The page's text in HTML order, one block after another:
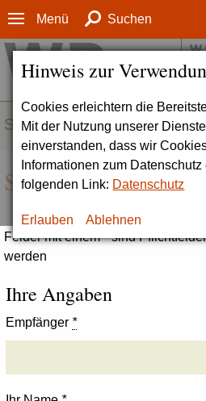
Hinweis zur
Cookies erleichtern die
Mit der Nutzung unserer
einverstanden, dass wir
Informationen zum
folgenden Link: Datenschutz
Erlauben Ablehnen
Menü Suchen
SERVICE
Seite empfehlen
Felder mit einem * sind
werden
Ihre Angaben
Empfänger *